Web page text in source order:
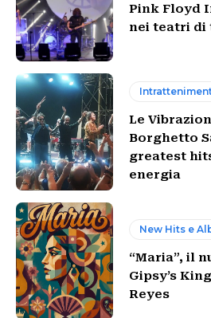
Pink Floyd
nei teatri
Le
Borghetto
greatest
energia
New Hits e
“Maria”, il
Gipsy’s
Reyes